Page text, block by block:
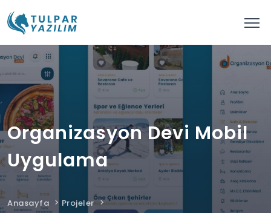
Organizasyon Devi Mobil
Uygulama
Anasayfa
Projeler